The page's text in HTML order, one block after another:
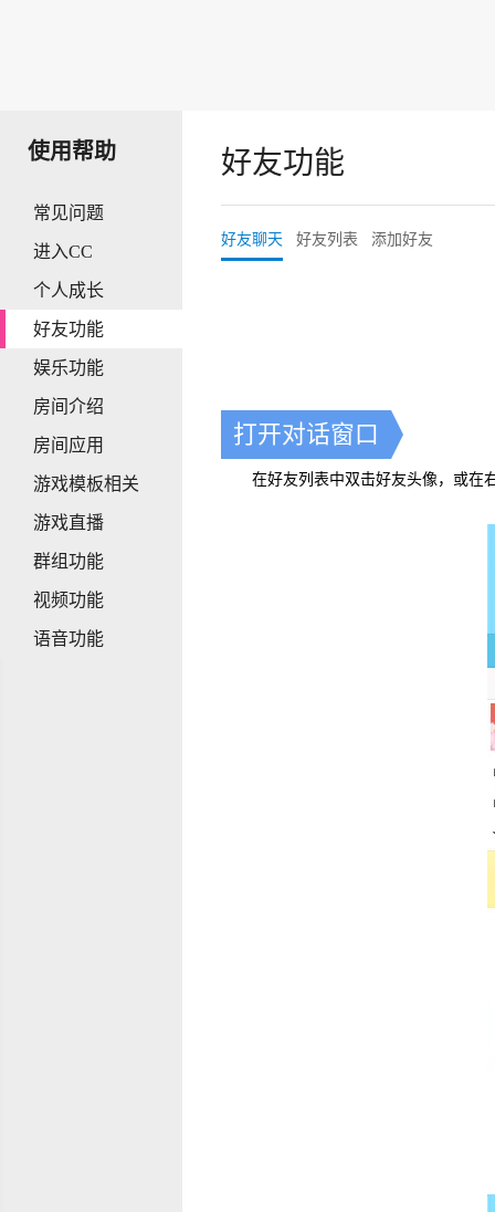
使用帮助
常见问题
进入CC
个人成长
好友功能
娱乐功能
房间介绍
房间应用
游戏模板相关
游戏直播
群组功能
视频功能
语音功能
好友功能
好友聊天 好友列表 添加好友
打开对话窗口
在好友列表中双击好友头像，或在右